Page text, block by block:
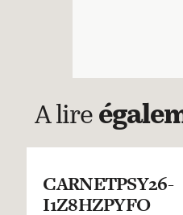
A lire
CARNETPSY26-
I1Z8HZPYFO